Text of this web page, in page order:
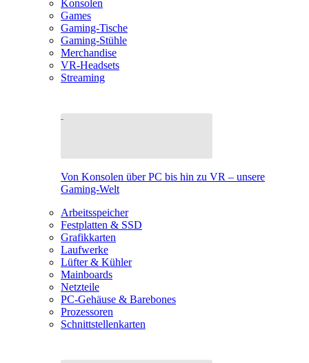
Konsolen
Games
Gaming-Tische
Gaming-Stühle
Merchandise
VR-Headsets
Streaming
Von Konsolen über PC bis hin zu VR – unsere
Gaming-Welt
Arbeitsspeicher
Festplatten & SSD
Grafikkarten
Laufwerke
Lüfter & Kühler
Mainboards
Netzteile
PC-Gehäuse & Barebones
Prozessoren
Schnittstellenkarten